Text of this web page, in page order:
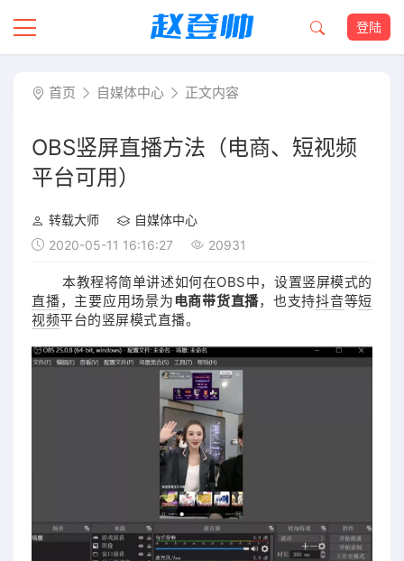
登陆
首页 自媒体中心 正文内容
OBS竖屏直播方法（电商、短视频
平台可用）
转载大师
自媒体中心
2020-05-11 16:16:27
20931
本教程将简单讲述如何在OBS中，设置竖屏模式的
直播，主要应用场景为电商带货直播，也支持抖音等短
视频平台的竖屏模式直播。